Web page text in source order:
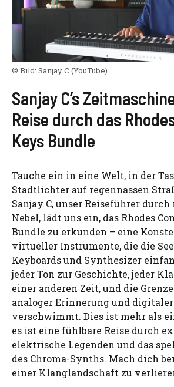
© Bild: Sanjay C (YouTube)
Sanjay C’s
Reise durch das
Keys Bundle
Tauche ein in eine Welt, in der
Stadtlichter auf regennassen
Sanjay C, unser Reiseführer
Nebel, lädt uns ein, das Rhodes
Bundle zu erkunden – eine
virtueller Instrumente, die die
Keyboards und Synthesizer
jeder Ton zur Geschichte, jeder
einer anderen Zeit, und die
analoger Erinnerung und
verschwimmt. Dies ist mehr als
es ist eine fühlbare Reise durch
elektrische Legenden und das
des Chroma-Synths. Mach dich
einer Klanglandschaft zu